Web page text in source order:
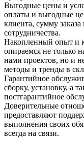
Выгодные цены и
оплаты и выгодные
клиента, сумму
сотрудничества.
Накопленный опыт и
опираемся не только
нами проектов, но и
методы и тренды в
Гарантийное
сборку, установку, а
постгарантийное
Доверительные
предоставляют
выполнения своих
всегда на связи.